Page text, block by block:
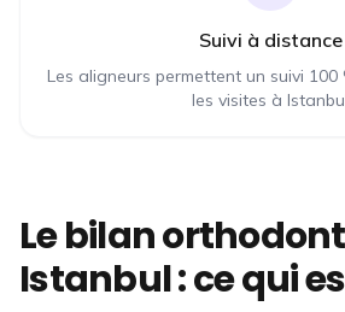
Suivi à distance
Les aligneurs permettent un suivi
les visites à
Le bilan
Istanbul : ce qui